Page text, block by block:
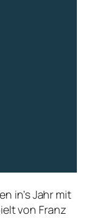
in’s Jahr mit
von Franz